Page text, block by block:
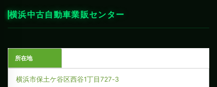
横浜中古自動車業販センター
所在地
横浜市保土ケ谷区西谷1丁目727-3